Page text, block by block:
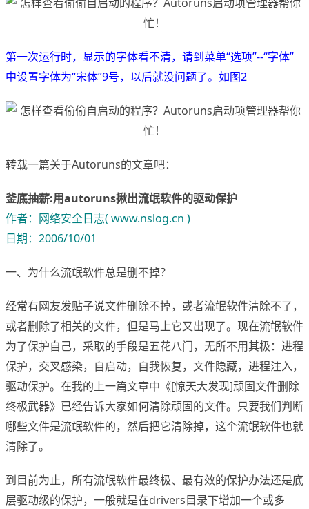
第一次运行时，显示的字体看不清，请到菜单“选项”--“字体”
中设置字体为“宋体”9号，以后就没问题了。如图2
转载一篇关于Autoruns的文章吧：
釜底抽薪:用autoruns揪出流氓软件的驱动保护
作者：网络安全日志( www.nslog.cn )
日期：2006/10/01
一、为什么流氓软件总是删不掉？
经常有网友发贴子说文件删除不掉，或者流氓软件清除不了，
或者删除了相关的文件，但是马上它又出现了。现在流氓软件
为了保护自己，采取的手段是五花八门，无所不用其极：进程
保护，交叉感染，自启动，自我恢复，文件隐藏，进程注入，
驱动保护。在我的上一篇文章中《[惊天大发现]顽固文件删除
终极武器》已经告诉大家如何清除顽固的文件。只要我们判断
哪些文件是流氓软件的，然后把它清除掉，这个流氓软件也就
清除了。
到目前为止，所有流氓软件最终极、最有效的保护办法还是底
层驱动级的保护，一般就是在drivers目录下增加一个或多